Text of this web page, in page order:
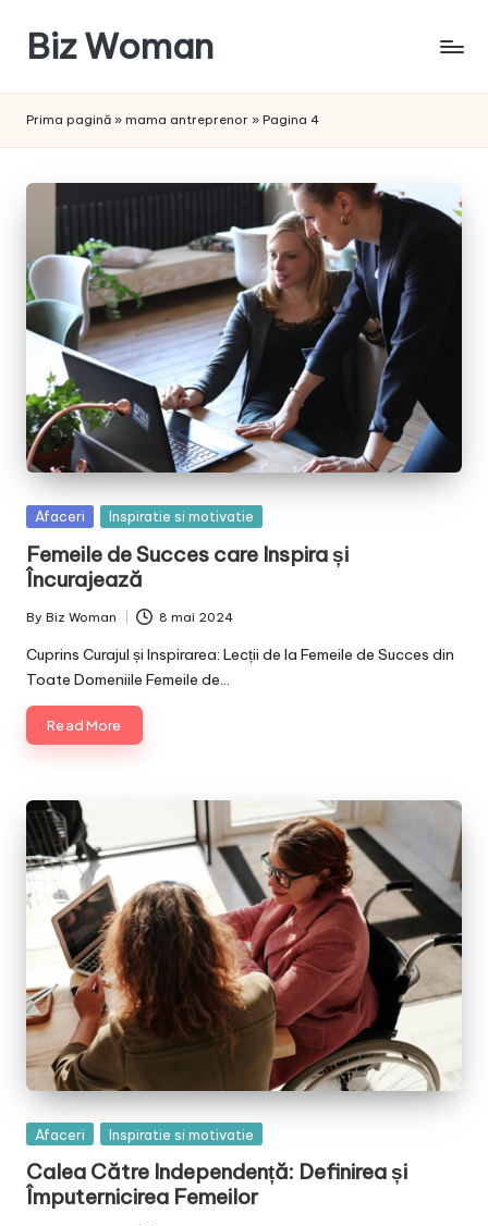
content
Biz Woman
succesul
Prima pagină » mama antreprenor » Pagina 4
Posted
Afaceri Inspiratie si motivatie
Femeile de Succes care Inspira și
Încurajează
Posted
by
By Biz Woman 8 mai 2024
Cuprins Curajul și Inspirarea: Lecții de la Femeile de Succes din
Toate Domeniile Femeile de…
Read More
Posted
Afaceri Inspiratie si motivatie
Calea Către Independență: Definirea și
Împuternicirea Femeilor